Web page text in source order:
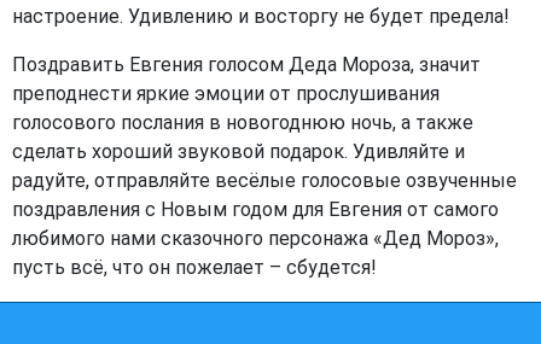
настроение. Удивлению и восторгу не будет предела!
Поздравить Евгения голосом Деда Мороза, значит
преподнести яркие эмоции от прослушивания
голосового послания в новогоднюю ночь, а также
сделать хороший звуковой подарок. Удивляйте и
радуйте, отправляйте весёлые голосовые озвученные
поздравления с Новым годом для Евгения от самого
любимого нами сказочного персонажа «Дед Мороз»,
пусть всё, что он пожелает – сбудется!